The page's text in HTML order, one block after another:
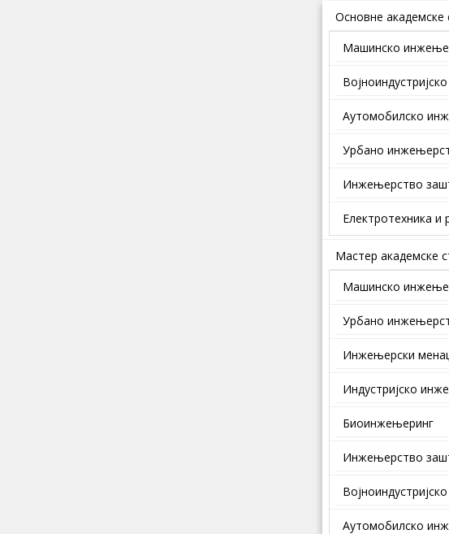
Основне академске
Машинско
Аутомобилско
Урбано
Инжењерство
Електротехника и
Мастер академске
Машинско
Урбано
Инжењерски
Индустријско
Биоинжењеринг
Инжењерство
Аутомобилско